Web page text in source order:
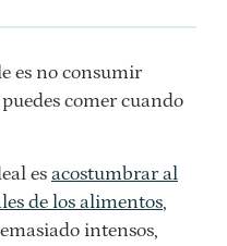
es no consumir
comer cuando
es acostumbrar al
de los alimentos,
intensos,